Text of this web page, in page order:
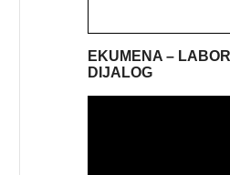
EKUMENA –
DIJALOG